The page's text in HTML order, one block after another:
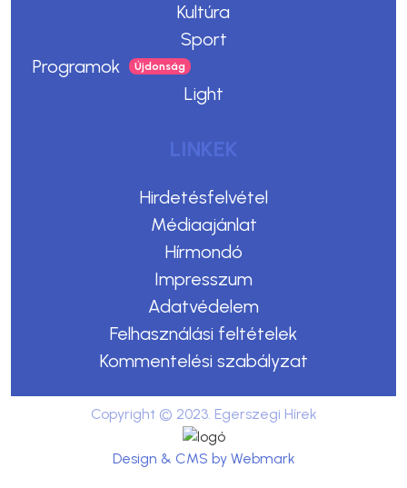
Kultúra
Sport
Programok
Light
LINKEK
Hirdetésfelvétel
Médiaajánlat
Hírmondó
Impresszum
Adatvédelem
Felhasználási feltételek
Kommentelési szabályzat
Copyright © 2023. Egerszegi Hírek
Design & CMS by Webmark